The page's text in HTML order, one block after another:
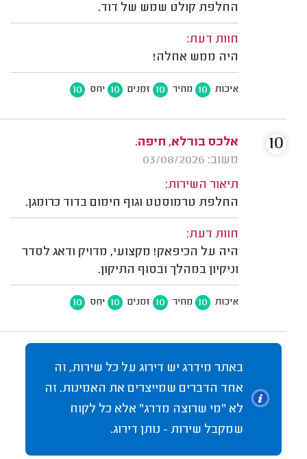
החלפת קולט שמש של דוד.
חוות דעת:
היה ממש אחלה!
איכות 10 מחיר 10 זמנים 10 יחס 10
אלכס בורלא, חיפה.
משוב: 03/08/2026
תיאור השירות:
החלפת טרמוסטט וגוף חימום בדוד כרומגן.
חוות דעת:
היה על הכיפאק! מקצועי, מדויק ודאג לסדר
וניקיון במהלך ובסוף התיקון.
איכות 10 מחיר 10 זמנים 10 יחס 10
10
באתר מידרג יש דירוג על כל שירות, זה
אחד הדברים שמייצרים את האמינות. זה
לא "מי שרוצה מדרג" אלא כל לקוח
שמקבל שירות - נותן דירוג.